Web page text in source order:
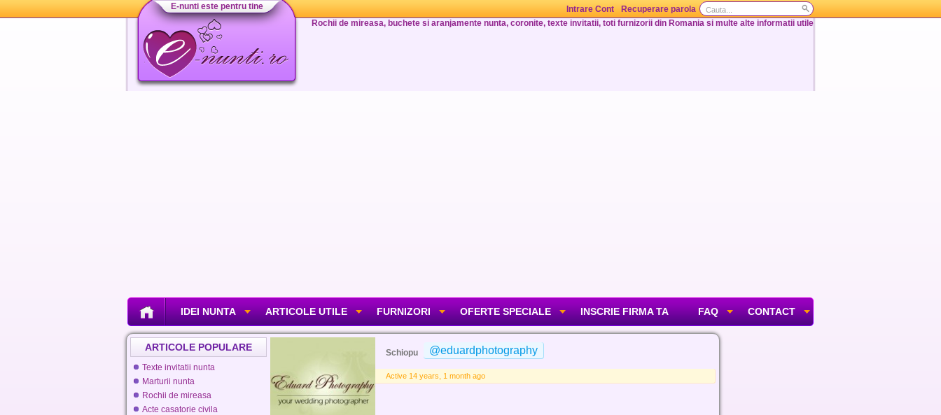
E-nunti este pentru tine Intrare Cont
Recuperare parola
Rochii de mireasa, buchete si aranjamente nunta, coronite, texte invitatii, toti furnizorii din Romania si multe alte informatii utile
IDEI NUNTA ARTICOLE UTILE FURNIZORI OFERTE SPECIALE INSCRIE FIRMA TA FAQ CONTACT
ARTICOLE POPULARE
Texte invitatii nunta
Marturii nunta
Rochii de mireasa
Acte casatorie civila
Schiopu @eduardphotography
Active 14 years, 1 month ago